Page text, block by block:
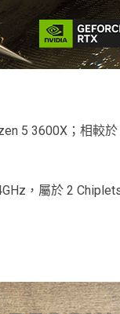
5 3600X；相較
，屬於 2